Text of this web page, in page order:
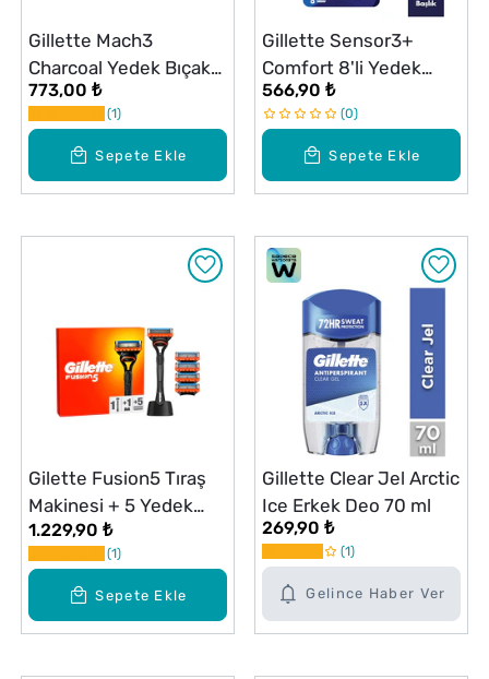
Sepete Ekle
Gillette Mach3
Charcoal Yedek Bıçak
4'lü
773,00 ₺
1
Sepete Ekle
Gillette Sensor3+
Comfort 8'li Yedek
Bıçak Başlığı
566,90 ₺
0
Sepete Ekle
Gilette Fusion5 Tıraş
Makinesi + 5 Yedek
Bıçak Seti
1.229,90 ₺
1
Gelince Haber Ver
Gillette Clear Jel Arctic
Ice Erkek Deo 70 ml
269,90 ₺
1